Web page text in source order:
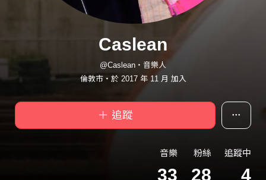
Caslean
@Caslean・音樂人
倫敦市・於 2017 年 11 月 加入
＋ 追蹤
音樂
33
粉絲
28
追蹤中
4